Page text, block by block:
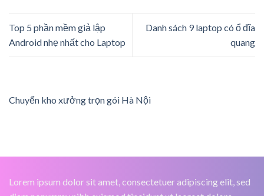
Top 5 phần mềm giả lập
Android nhẹ nhất cho Laptop
Danh sách 9 laptop có ổ đĩa
quang
Chuyển kho xưởng trọn gói Hà Nội
Lorem ipsum dolor sit amet, consectetuer adipiscing elit, sed